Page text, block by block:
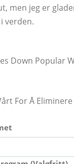
men jeg er
verden.
Down Popular
For Å